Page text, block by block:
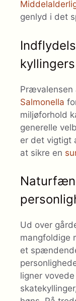
genlyd i det
Prævalensen
Salmonella
miljøforhold
generelle
er det vigtigt
at sikre en
Ud over
mangfoldige
et
ligner